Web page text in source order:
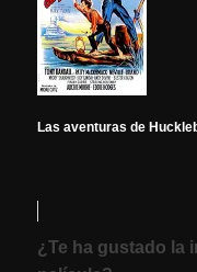
Las aventuras de
¿Te ha gustado la